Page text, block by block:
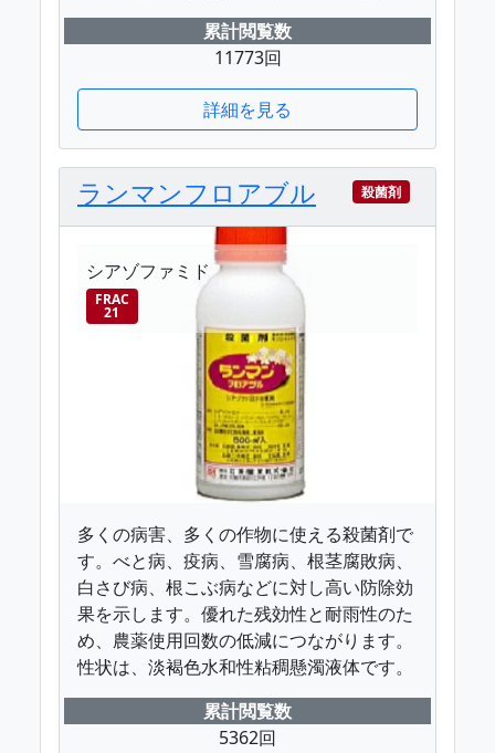
累計閲覧数
11773回
詳細を見る
ランマンフロアブル 殺菌剤
シアゾファミド
FRAC
21
多くの病害、多くの作物に使える殺菌剤で
す。べと病、疫病、雪腐病、根茎腐敗病、
白さび病、根こぶ病などに対し高い防除効
果を示します。優れた残効性と耐雨性のた
め、農薬使用回数の低減につながります。
性状は、淡褐色水和性粘稠懸濁液体です。
累計閲覧数
5362回